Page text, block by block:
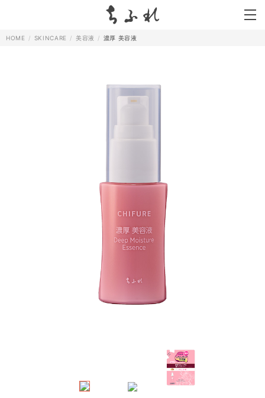
HOME SKINCARE 美容液 濃厚 美容液